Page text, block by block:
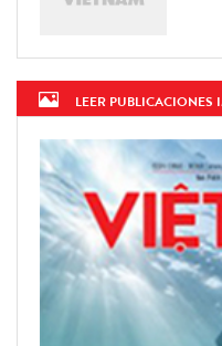
LEER PUBLICACIONES